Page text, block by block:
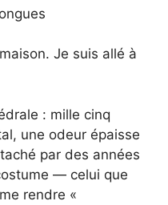
Je suis allé à
: mille cinq
une odeur épaisse
par des années
— celui que
rendre «